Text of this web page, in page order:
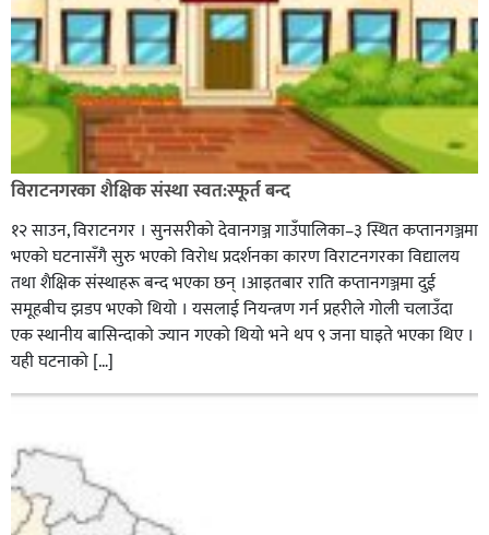
विराटनगरका शैक्षिक संस्था स्वत:स्फूर्त बन्द
१२ साउन, विराटनगर । सुनसरीको देवानगञ्ज गाउँपालिका–३ स्थित कप्तानगञ्जमा
भएको घटनासँगै सुरु भएको विरोध प्रदर्शनका कारण विराटनगरका विद्यालय
तथा शैक्षिक संस्थाहरू बन्द भएका छन् ।आइतबार राति कप्तानगञ्जमा दुई
समूहबीच झडप भएको थियो । यसलाई नियन्त्रण गर्न प्रहरीले गोली चलाउँदा
एक स्थानीय बासिन्दाको ज्यान गएको थियो भने थप ९ जना घाइते भएका थिए ।
यही घटनाको […]